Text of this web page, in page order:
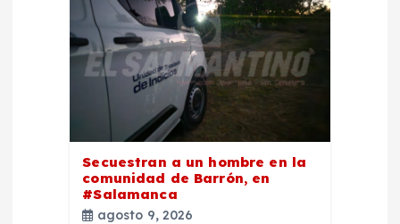
Secuestran a un hombre en la
comunidad de Barrón, en
#Salamanca
agosto 9, 2026